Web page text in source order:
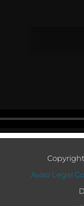
Aviso Legal